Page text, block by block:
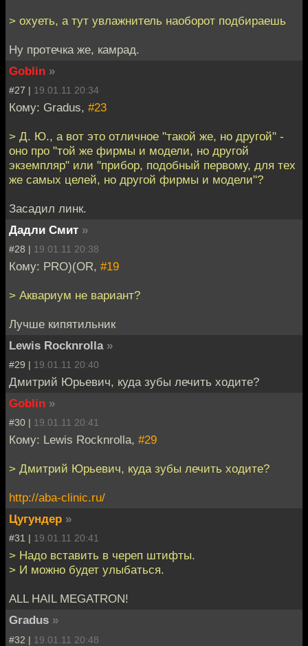
> охуеть, а тут увлажнитель наоборот подбираешь
Ну протечка же, камрад.
Goblin »
#27 | 19.01.11 20:34
Кому: Gradus, #23
> Д. Ю., а вот это отличное "такой же, но другой" -
оно про "той же фирмы и модели, но другой
экземпляр" или "прибор, подобный первому, для тех
же самых целей, но другой фирмы и модели"?
Засадил линк.
Дадли Смит »
#28 | 19.01.11 20:38
Кому: PRO)(OR, #19
> Аквариум не вариант?
Лучше кипятильник
Lewis Rocknrolla »
#29 | 19.01.11 20:40
Дмитрий Юрьевич, куда зубы лечить ходите?
Goblin »
#30 | 19.01.11 20:41
Кому: Lewis Rocknrolla, #29
> Дмитрий Юрьевич, куда зубы лечить ходите?
http://aba-clinic.ru/
Цугундер »
#31 | 19.01.11 20:41
> Надо вставить в череп штифты.
> И можно будет улыбаться.
ALL HAIL MEGATRON!
Gradus »
#32 | 19.01.11 20:48